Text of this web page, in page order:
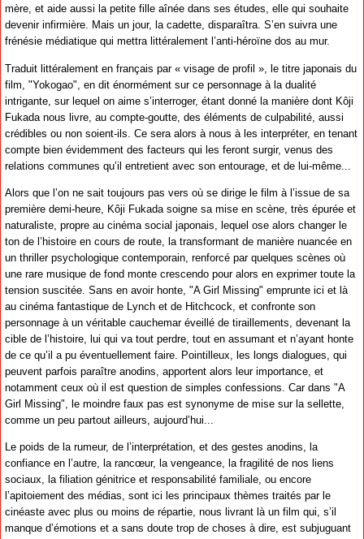
mère, et aide aussi la petite fille aînée dans ses études, elle qui souhaite
devenir infirmière. Mais un jour, la cadette, disparaîtra. S’en suivra une
frénésie médiatique qui mettra littéralement l’anti-héroïne dos au mur.
Traduit littéralement en français par « visage de profil », le titre japonais du
film, "Yokogao", en dit énormément sur ce personnage à la dualité
intrigante, sur lequel on aime s’interroger, étant donné la manière dont Kôji
Fukada nous livre, au compte-goutte, des éléments de culpabilité, aussi
crédibles ou non soient-ils. Ce sera alors à nous à les interpréter, en tenant
compte bien évidemment des facteurs qui les feront surgir, venus des
relations communes qu’il entretient avec son entourage, et de lui-même...
Alors que l’on ne sait toujours pas vers où se dirige le film à l’issue de sa
première demi-heure, Kôji Fukada soigne sa mise en scène, très épurée et
naturaliste, propre au cinéma social japonais, lequel ose alors changer le
ton de l’histoire en cours de route, la transformant de manière nuancée en
un thriller psychologique contemporain, renforcé par quelques scènes où
une rare musique de fond monte crescendo pour alors en exprimer toute la
tension suscitée. Sans en avoir honte, "A Girl Missing" emprunte ici et là
au cinéma fantastique de Lynch et de Hitchcock, et confronte son
personnage à un véritable cauchemar éveillé de tiraillements, devenant la
cible de l’histoire, lui qui va tout perdre, tout en assumant et n’ayant honte
de ce qu’il a pu éventuellement faire. Pointilleux, les longs dialogues, qui
peuvent parfois paraître anodins, apportent alors leur importance, et
notamment ceux où il est question de simples confessions. Car dans "A
Girl Missing", le moindre faux pas est synonyme de mise sur la sellette,
comme un peu partout ailleurs, aujourd’hui...
Le poids de la rumeur, de l’interprétation, et des gestes anodins, la
confiance en l’autre, la rancœur, la vengeance, la fragilité de nos liens
sociaux, la filiation génitrice et responsabilité familiale, ou encore
l’apitoiement des médias, sont ici les principaux thèmes traités par le
cinéaste avec plus ou moins de répartie, nous livrant là un film qui, s’il
manque d’émotions et a sans doute trop de choses à dire, est subjuguant